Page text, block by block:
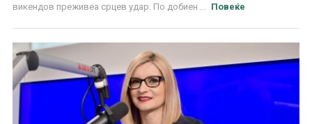
викендов преживеа срцев удар. По добиен ...
Повеќе